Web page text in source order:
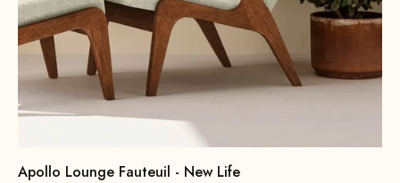
Apollo Lounge Fauteuil - New Life